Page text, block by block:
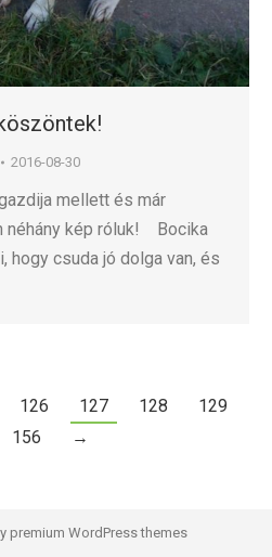
2016-08-30
mellett és már
néhány kép róluk! Bocika
hogy csuda jó dolga van, és
126 127 128
129
156 →
premium WordPress themes